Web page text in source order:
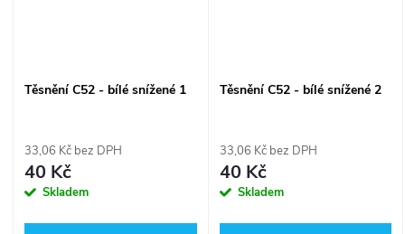
Těsnění C52 - bílé snížené 1
33,06 Kč bez DPH
40 Kč
Skladem
Těsnění C52 - bílé snížené 2
33,06 Kč bez DPH
40 Kč
Skladem